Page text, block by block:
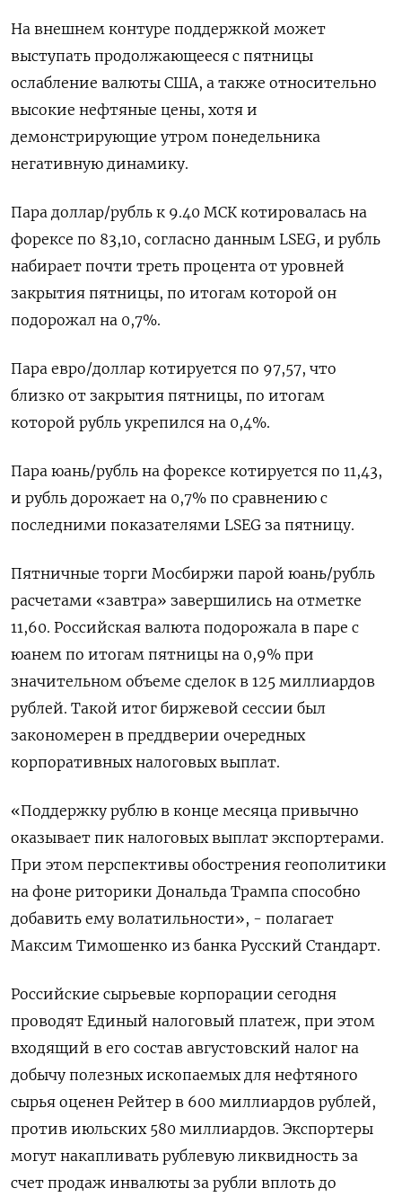
На внешнем контуре поддержкой может
выступать продолжающееся с пятницы
ослабление валюты США, а также относительно
высокие нефтяные цены, хотя и
демонстрирующие утром понедельника
негативную динамику.
Пара доллар/рубль к 9.40 МСК котировалась на
форексе по 83,10, согласно данным LSEG, и рубль
набирает почти треть процента от уровней
закрытия пятницы, по итогам которой он
подорожал на 0,7%.
Пара евро/доллар котируется по 97,57, что
близко от закрытия пятницы, по итогам
которой рубль укрепился на 0,4%.
Пара юань/рубль на форексе котируется по 11,43,
и рубль дорожает на 0,7% по сравнению с
последними показателями LSEG за пятницу.
Пятничные торги Мосбиржи парой юань/рубль
расчетами «завтра» завершились на отметке
11,60. Российская валюта подорожала в паре с
юанем по итогам пятницы на 0,9% при
значительном объеме сделок в 125 миллиардов
рублей. Такой итог биржевой сессии был
закономерен в преддверии очередных
корпоративных налоговых выплат.
«Поддержку рублю в конце месяца привычно
оказывает пик налоговых выплат экспортерами.
При этом перспективы обострения геополитики
на фоне риторики Дональда Трампа способно
добавить ему волатильности», - полагает
Максим Тимошенко из банка Русский Стандарт.
Российские сырьевые корпорации сегодня
проводят Единый налоговый платеж, при этом
входящий в его состав августовский налог на
добычу полезных ископаемых для нефтяного
сырья оценен Рейтер в 600 миллиардов рублей,
против июльских 580 миллиардов. Экспортеры
могут накапливать рублевую ликвидность за
счет продаж инвалюты за рубли вплоть до